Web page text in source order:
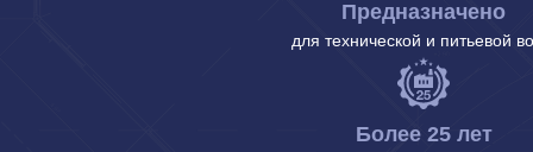
Предназначено
для технической и питьевой
Более 25 лет